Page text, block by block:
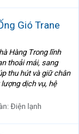
Gió Trane
Hàng Trong lĩnh
thoải mái, sang
thu hút và giữ chân
dịch vụ, hệ
Điện lạnh